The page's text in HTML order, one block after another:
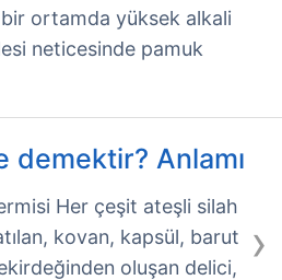
ortamda yüksek alkali
neticesinde pamuk
demektir? Anlamı
›
Her çeşit ateşli silah
kovan, kapsül, barut
oluşan delici,